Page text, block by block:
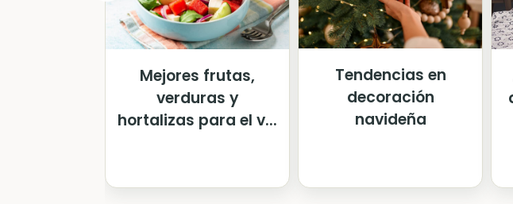
Mejores frutas,
verduras y
hortalizas para el v...
Tendencias en
decoración
navideña